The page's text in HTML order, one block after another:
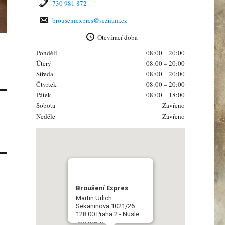
730 981 872
brouseniexpres@seznam.cz
Otevírací doba
Pondělí
08:00 – 20:00
Úterý
08:00 – 20:00
Středa
08:00 – 20:00
Čtvrtek
08:00 – 20:00
Pátek
08:00 – 18:00
Sobota
Zavřeno
Neděle
Zavřeno
Broušení Expres
Martin Urlich
Sekaninova 1021/26
128 00 Praha 2 - Nusle